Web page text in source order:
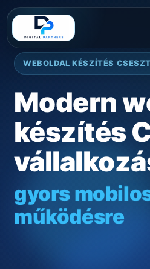
WEBOLDAL KÉSZÍTÉS
Modern
készítés
gyors
működésre